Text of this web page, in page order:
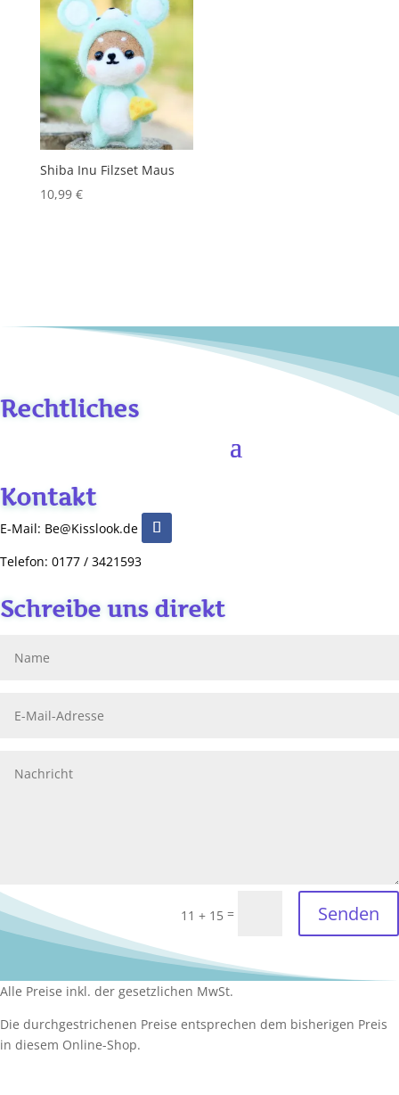
Shiba Inu Filzset Maus
10,99 €
Rechtliches
Kontakt
E-Mail: Be@Kisslook.de
Telefon: 0177 / 3421593
Schreibe uns direkt
11 + 15 = Senden
Alle Preise inkl. der gesetzlichen MwSt.
Die durchgestrichenen Preise entsprechen dem bisherigen Preis
in diesem Online-Shop.